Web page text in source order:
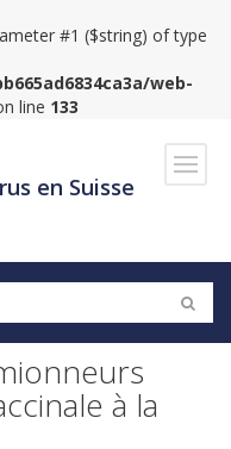
#1 ($string) of type
web-
line 133
en Suisse
à la